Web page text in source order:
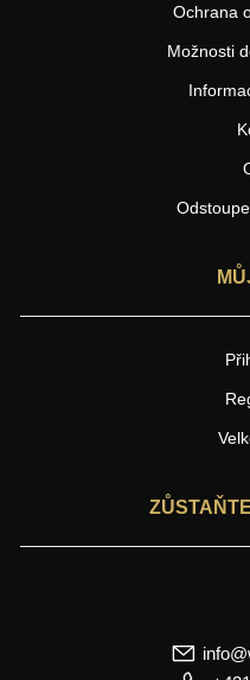
Ochrana
Možnosti